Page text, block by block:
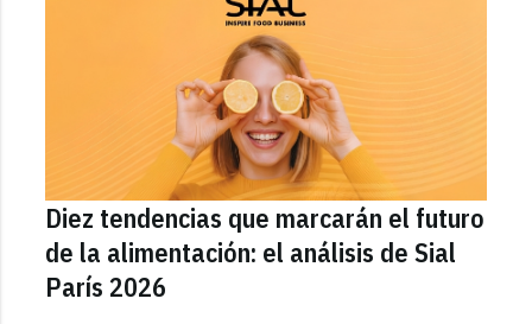
Diez tendencias que marcarán el futuro
de la alimentación: el análisis de Sial
París 2026